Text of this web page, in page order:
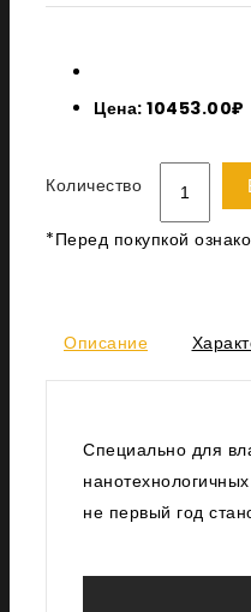
Цена: 10453.00₽
Количество
*Перед покупкой
Описание
Специально для
не первый год